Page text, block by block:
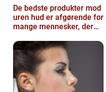
De bedste produkter mod
uren hud er afgørende for
mange mennesker, der
almindelige hu...